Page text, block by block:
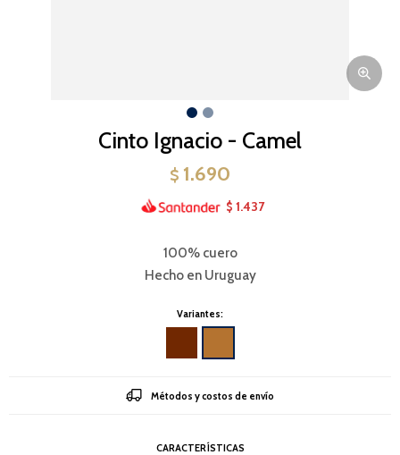
Cinto Ignacio - Camel
$ 1.690
$ 1.437
100% cuero
Hecho en Uruguay
Variantes:
Métodos y costos de envío
CARACTERÍSTICAS